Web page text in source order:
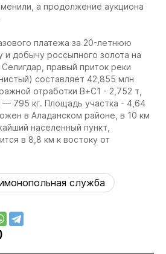
а продолжение аукциона
платежа за 20-летнюю
и добычу россыпного золота на
правый приток реки
составляет 42,855 млн
отработки В+С1 - 2,752 т,
— 795 кг. Площадь участка - 4,64
в Аладанском районе, в 10 км
населенный пункт,
в 8,8 км к востоку от
служба
)